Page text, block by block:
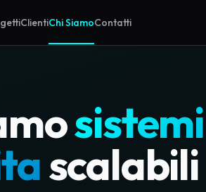
ClientiChi SiamoContatti
scalabili